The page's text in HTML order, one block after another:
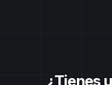
¿Tienes